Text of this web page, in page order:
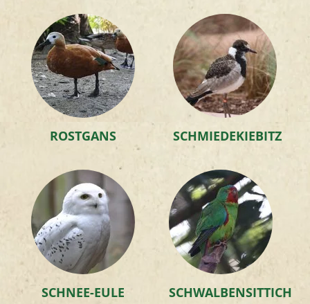
ROSTGANS SCHMIEDEKIEBITZ
SCHNEE-EULE SCHWALBENSITTICH